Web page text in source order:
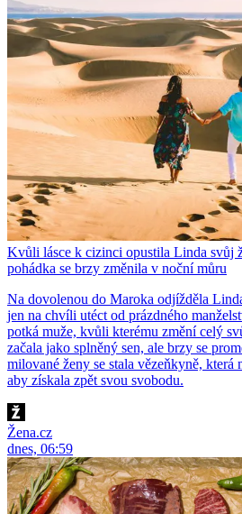
Kvůli lásce k cizinci opustila Linda svůj
pohádka se brzy změnila v noční můru
Na dovolenou do Maroka odjížděla
jen na chvíli utéct od prázdného
potká muže, kvůli kterému změní celý
začala jako splněný sen, ale brzy se
milované ženy se stala vězeňkyně, která
aby získala zpět svou svobodu.
Žena.cz
dnes, 06:59